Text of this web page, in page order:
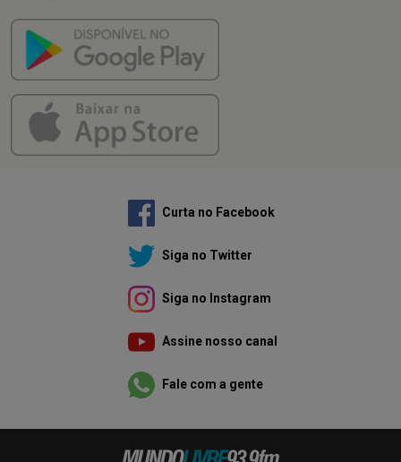
Curta no Facebook
Siga no Twitter
Siga no Instagram
Assine nosso canal
Fale com a gente